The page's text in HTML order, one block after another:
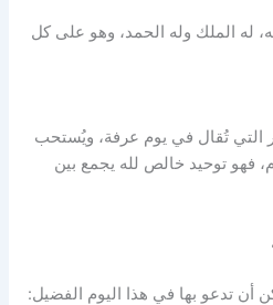
له الملك وله الحمد، وهو على كل
التي تُقال في يوم عرفة، ويُستحب
فهو توحيد خالص لله يجمع بين
أن تدعو بها في هذا اليوم الفضيل: